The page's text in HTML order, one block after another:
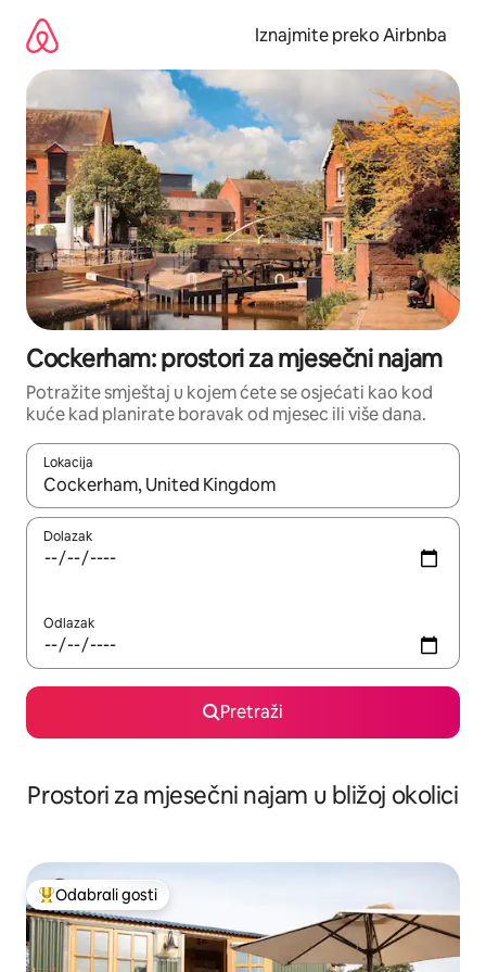
sadržaj
Iznajmite preko Airbnba
Cockerham: prostori za mjesečni najam
Potražite smještaj u kojem ćete se osjećati kao kod
kuće kad planirate boravak od mjesec ili više dana.
Lokacija
Kada budu dostupni rezultati, moći ćete ih pregledati
Dolazak
Odlazak
Pretraži
Prostori za mjesečni najam u bližoj okolici
Među najviše rangiranima s oznakom „Odabrali gosti”
Odabrali gosti